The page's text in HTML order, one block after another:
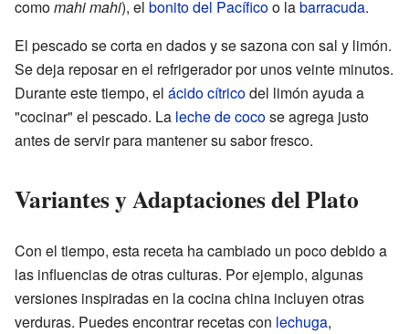
comomahi mahi), el bonito del Pacíficoo labarracuda.
El pescado se corta en dados y se sazona con sal y limón.
Se deja reposar en el refrigerador por unos veinte minutos.
Durante este tiempo, el ácido cítricodel limón ayuda a
"cocinar" el pescado. La leche de cocose agrega justo
antes de servir para mantener su sabor fresco.
Variantes y Adaptaciones del Plato
Con el tiempo, esta receta ha cambiado un poco debido a
las influencias de otras culturas. Por ejemplo, algunas
versiones inspiradas en la cocina china incluyen otras
verduras. Puedes encontrar recetas con lechuga,